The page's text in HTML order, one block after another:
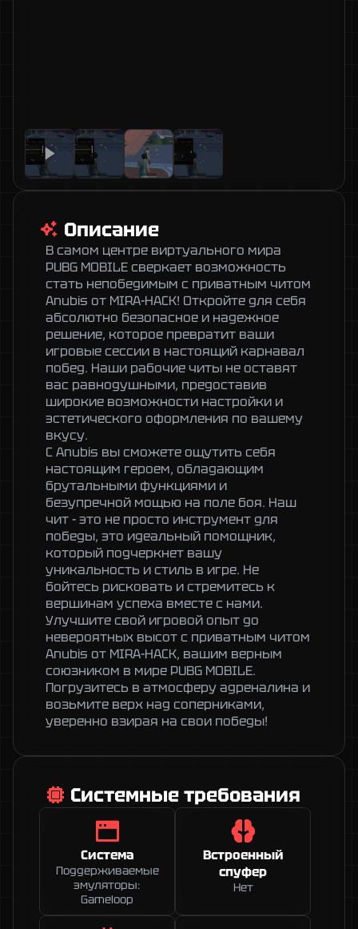
Описание
В самом центре виртуального мира
PUBG MOBILE сверкает возможность
стать непобедимым с приватным читом
Anubis от MIRA-HACK! Откройте для себя
абсолютно безопасное и надежное
решение, которое превратит ваши
игровые сессии в настоящий карнавал
побед. Наши рабочие читы не оставят
вас равнодушными, предоставив
широкие возможности настройки и
эстетического оформления по вашему
вкусу.
С Anubis вы сможете ощутить себя
настоящим героем, обладающим
брутальными функциями и
безупречной мощью на поле боя. Наш
чит - это не просто инструмент для
победы, это идеальный помощник,
который подчеркнет вашу
уникальность и стиль в игре. Не
бойтесь рисковать и стремитесь к
вершинам успеха вместе с нами.
Улучшите свой игровой опыт до
невероятных высот с приватным читом
Anubis от MIRA-HACK, вашим верным
союзником в мире PUBG MOBILE.
Погрузитесь в атмосферу адреналина и
возьмите верх над соперниками,
уверенно взирая на свои победы!
Системные требования
Система
Поддерживаемые
эмуляторы:
Gameloop
Встроенный
спуфер
Нет